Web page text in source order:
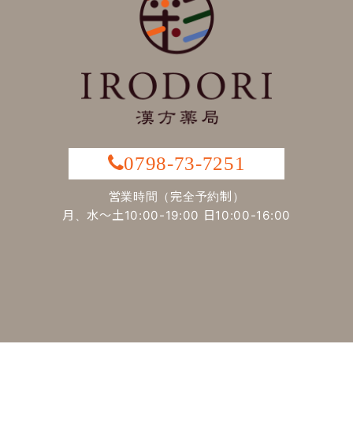
0798-73-7251
営業時間（完全予約制）
月、水～土10:00-19:00 日10:00-16:00